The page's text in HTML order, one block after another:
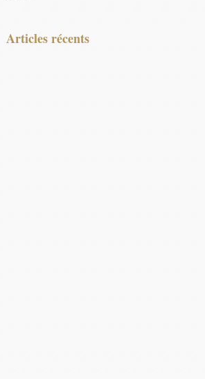
articles récents